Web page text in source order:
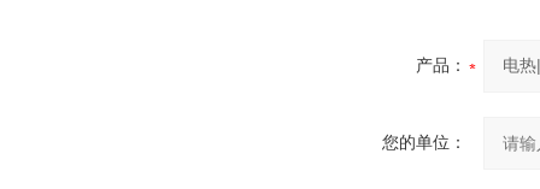
产品：
您的单位：